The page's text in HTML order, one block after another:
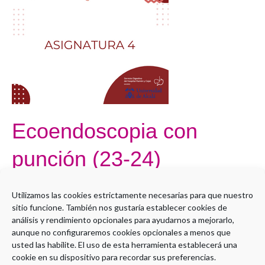
Utilizamos las cookies estrictamente necesarias para que nuestro
sitio funcione. También nos gustaría establecer cookies de
análisis y rendimiento opcionales para ayudarnos a mejorarlo,
aunque no configuraremos cookies opcionales a menos que
usted las habilite. El uso de esta herramienta establecerá una
cookie en su dispositivo para recordar sus preferencias.
Ecoendoscopia con
punción (23-24)
Open to access this content
con
punción
Leer más »